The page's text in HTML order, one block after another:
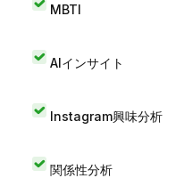
MBTI
AIインサイト
Instagram興味分析
関係性分析